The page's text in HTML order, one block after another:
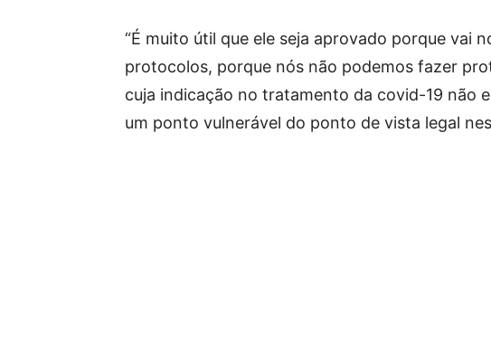
“É muito útil que ele seja aprovado porque vai
protocolos, porque nós não podemos fazer
cuja indicação no tratamento da covid-19 não
um ponto vulnerável do ponto de vista legal